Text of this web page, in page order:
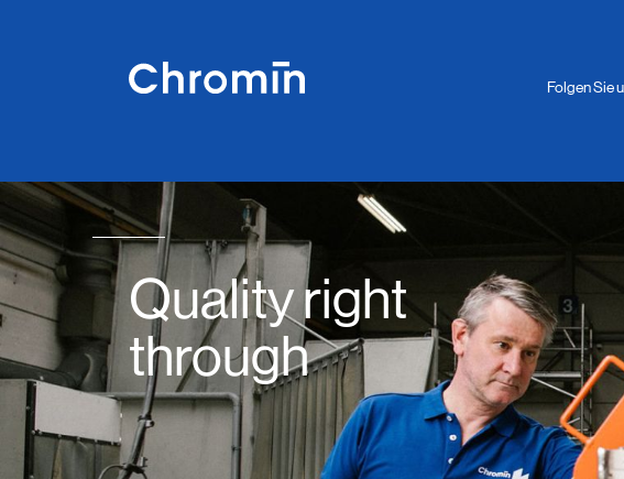
Folgen Sie
Quality right
through